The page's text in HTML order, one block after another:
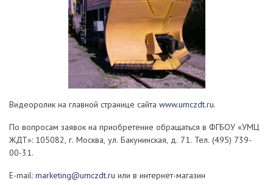
Видеоролик на главной странице сайта www.umczdt.ru.
По вопросам заявок на приобретение обращаться в ФГБОУ «УМЦ
ЖДТ»: 105082, г. Москва, ул. Бакунинская, д. 71. Тел. (495) 739-
00-31.
E-mail: marketing@umczdt.ru или в интернет-магазин